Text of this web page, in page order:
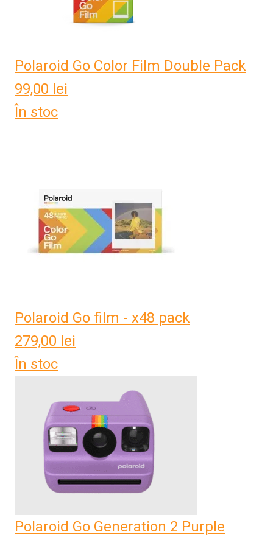
Polaroid Go Color Film Double Pack
99,00 lei
În stoc
Polaroid Go film - x48 pack
279,00 lei
În stoc
Polaroid Go Generation 2 Purple